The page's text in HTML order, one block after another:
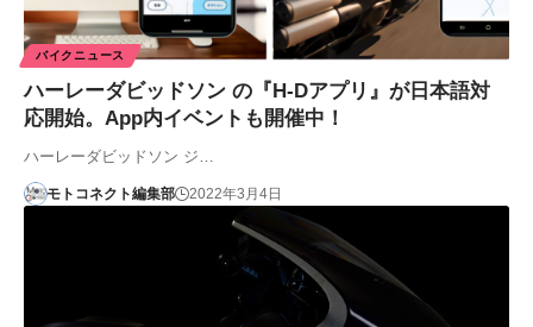
バイクニュース
ハーレーダビッドソン の『H-Dアプリ』が日本語対
応開始。App内イベントも開催中！
ハーレーダビッドソン ジ…
モトコネクト編集部 2022年3月4日